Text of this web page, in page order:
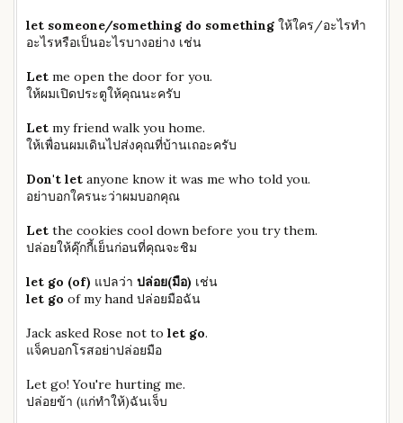
let someone/something do something ให้ใคร/อะไรทำ
อะไรหรือเป็นอะไรบางอย่าง เช่น
Let me open the door for you.
ให้ผมเปิดประตูให้คุณนะครับ
Let my friend walk you home.
ให้เพื่อนผมเดินไปส่งคุณที่บ้านเถอะครับ
Don't let anyone know it was me who told you.
อย่าบอกใครนะว่าผมบอกคุณ
Let the cookies cool down before you try them.
ปล่อยให้คุ๊กกี้เย็นก่อนที่คุณจะชิม
let go (of) แปลว่า ปล่อย(มือ) เช่น
let go of my hand ปล่อยมือฉัน
Jack asked Rose not to let go.
แจ็คบอกโรสอย่าปล่อยมือ
Let go! You're hurting me.
ปล่อยข้า (แก่ทำให้)ฉันเจ็บ